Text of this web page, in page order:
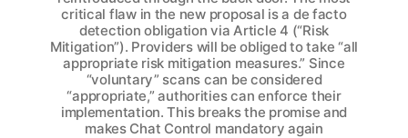
critical flaw in the new proposal is a de facto
detection obligation via Article 4 (“Risk
Mitigation”). Providers will be obliged to take “all
appropriate risk mitigation measures.” Since
“voluntary” scans can be considered
“appropriate,” authorities can enforce their
implementation. This breaks the promise and
makes Chat Control mandatory again